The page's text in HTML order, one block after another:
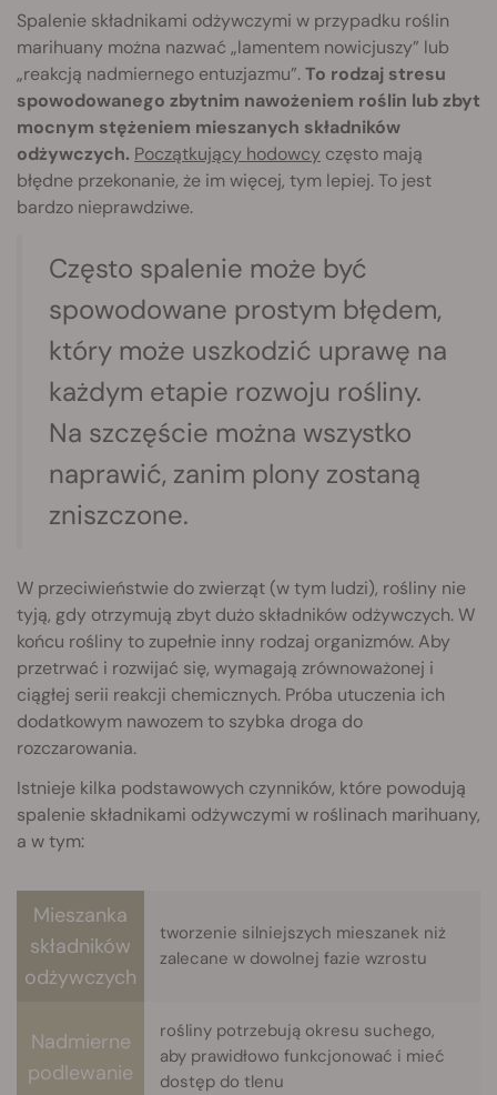
Spalenie składnikami odżywczymi w przypadku roślin
marihuany można nazwać „lamentem nowicjuszy” lub
„reakcją nadmiernego entuzjazmu”.To rodzaj stresu
spowodowanego zbytnim nawożeniem roślin lub zbyt
mocnym stężeniem mieszanych składników
odżywczych. Początkujący hodowcy często mają
błędne przekonanie, że im więcej, tym lepiej. To jest
bardzo nieprawdziwe.
Często spalenie może być
spowodowane prostym błędem,
który może uszkodzić uprawę na
każdym etapie rozwoju rośliny.
Na szczęście można wszystko
naprawić, zanim plony zostaną
zniszczone.
W przeciwieństwie do zwierząt (w tym ludzi), rośliny nie
tyją, gdy otrzymują zbyt dużo składników odżywczych. W
końcu rośliny to zupełnie inny rodzaj organizmów. Aby
przetrwać i rozwijać się, wymagają zrównoważonej i
ciągłej serii reakcji chemicznych. Próba utuczenia ich
dodatkowym nawozem to szybka droga do
rozczarowania.
Istnieje kilka podstawowych czynników, które powodują
spalenie składnikami odżywczymi w roślinach marihuany,
a w tym:
Mieszanka
składników
odżywczych
tworzenie silniejszych mieszanek niż
zalecane w dowolnej fazie wzrostu
Nadmierne
podlewanie
rośliny potrzebują okresu suchego,
aby prawidłowo funkcjonować i mieć
dostęp do tlenu